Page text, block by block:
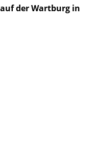
der Wartburg in